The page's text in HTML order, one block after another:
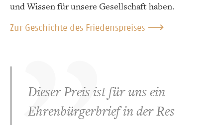
und Wissen für unsere Gesellschaft haben.
Zur Geschichte des Friedenspreises
Dieser Preis ist für uns ein
Ehrenbürgerbrief in der Res